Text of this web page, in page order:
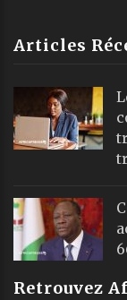
Articles
Retrouvez